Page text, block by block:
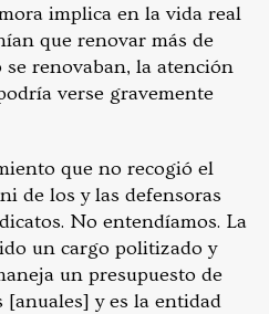
implica en la vida real
que renovar más de
renovaban, la atención
verse gravemente
que no recogió el
de los y las defensoras
No entendíamos. La
un cargo politizado y
un presupuesto de
[anuales] y es la entidad